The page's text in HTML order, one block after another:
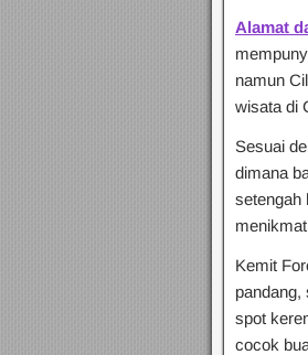
Alamat
namun
wisata di
Sesuai
dimana
setengah
Kemit
pandang,
spot
cocok